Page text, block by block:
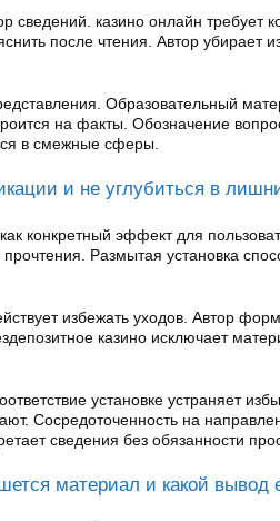
сведений. казино онлайн требует
после чтения. Автор убирает
Образовательный
на факты. Обозначение
в смежные сферы.
и не углубиться в
конкретный эффект для
Размытая установка
избежать уходов. Автор
казино исключает
установке устраняет
Сосредоточенность на
сведения без обязанности
материал и какой вывод